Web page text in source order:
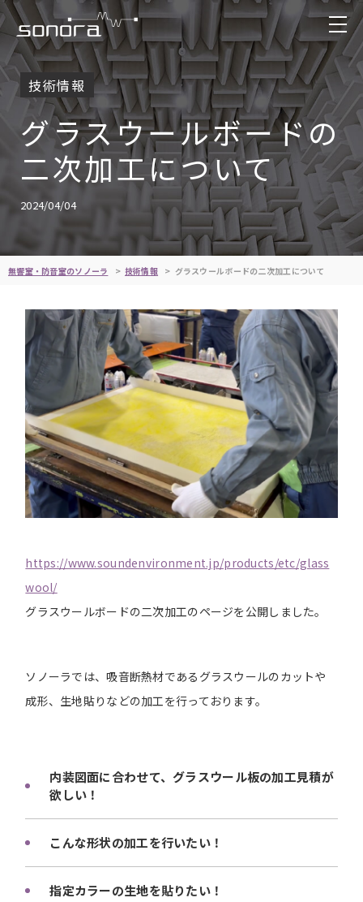
技術情報
グラスウールボードの
二次加工について
2024/04/04
無響室・防音室のソノーラ 技術情報 グラスウールボードの二次加工について
https://www.soundenvironment.jp/products/etc/glass
wool/
グラスウールボードの二次加工のページを公開しました。
ソノーラでは、吸音断熱材であるグラスウールのカットや
成形、生地貼りなどの加工を行っております。
内装図面に合わせて、グラスウール板の加工見積が
欲しい！
こんな形状の加工を行いたい！
指定カラーの生地を貼りたい！